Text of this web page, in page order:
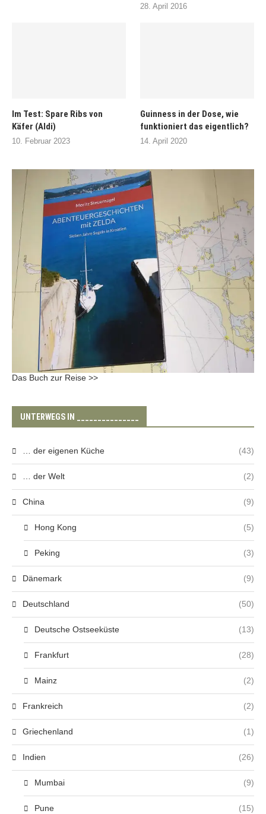
28. April 2016
Im Test: Spare Ribs von
Käfer (Aldi)
10. Februar 2023
Guinness in der Dose, wie
funktioniert das eigentlich?
14. April 2020
Das Buch zur Reise >>
UNTERWEGS IN _______________
… der eigenen Küche (43)
… der Welt (2)
China (9)
Hong Kong (5)
Peking (3)
Dänemark (9)
Deutschland (50)
Deutsche Ostseeküste (13)
Frankfurt (28)
Mainz (2)
Frankreich (2)
Griechenland (1)
Indien (26)
Mumbai (9)
Pune (15)